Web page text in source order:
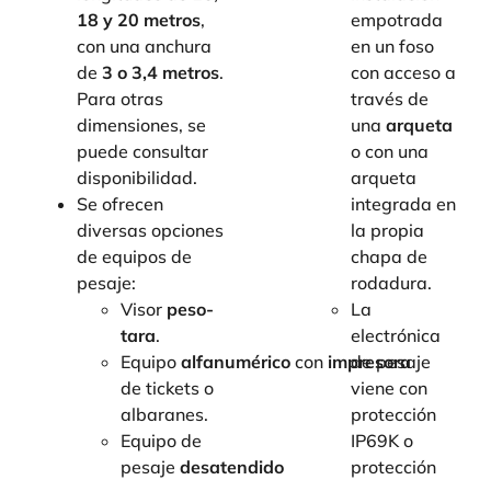
18 y 20 metros,
con una anchura
de 3 o 3,4 metros.
Para otras
dimensiones, se
puede consultar
disponibilidad.
Se ofrecen
diversas opciones
de equipos de
pesaje:
Visor peso-
tara.
Equipo alfanuméricocon impresora
de tickets o
albaranes.
Equipo de
pesaje desatendido
empotrada
en un foso
con acceso a
través de
una arqueta
o con una
arqueta
integrada en
la propia
chapa de
rodadura.
La
electrónica
de pesaje
viene con
protección
IP69K o
protección